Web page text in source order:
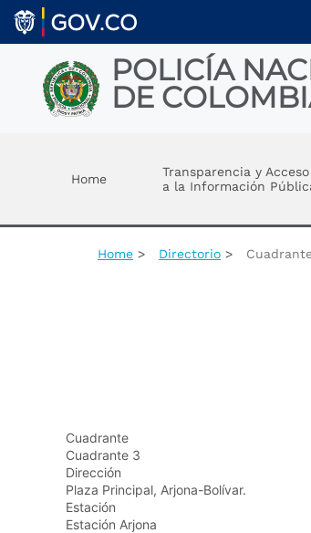
Skip to main content
POLICÍA
DE
Home
Transparencia y Acceso
a la Información
Home Directorio
Cuadrante
Cuadrante 3
Dirección
Plaza Principal, Arjona-Bolívar.
Estación
Estación Arjona